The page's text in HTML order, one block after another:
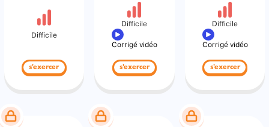
Difficile
s'exercer
Difficile
Corrigé vidéo
s'exercer
Difficile
Corrigé vidéo
s'exercer